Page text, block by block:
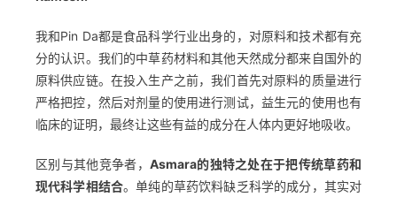
我和Pin Da都是食品科学行业出身的，对原料和技术都有充
分的认识。我们的中草药材料和其他天然成分都来自国外的
原料供应链。在投入生产之前，我们首先对原料的质量进行
严格把控，然后对剂量的使用进行测试，益生元的使用也有
临床的证明，最终让这些有益的成分在人体内更好地吸收。
区别与其他竞争者， Asmara的独特之处在于把传统草药和
现代科学相结合。单纯的草药饮料缺乏科学的成分，其实对